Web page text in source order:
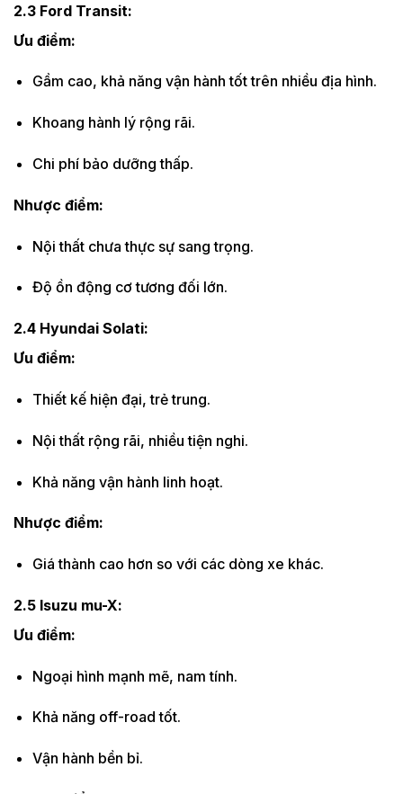
2.3 Ford Transit:
Ưu điểm:
Gầm cao, khả năng vận hành tốt trên nhiều địa hình.
Khoang hành lý rộng rãi.
Chi phí bảo dưỡng thấp.
Nhược điểm:
Nội thất chưa thực sự sang trọng.
Độ ồn động cơ tương đối lớn.
2.4 Hyundai Solati:
Ưu điểm:
Thiết kế hiện đại, trẻ trung.
Nội thất rộng rãi, nhiều tiện nghi.
Khả năng vận hành linh hoạt.
Nhược điểm:
Giá thành cao hơn so với các dòng xe khác.
2.5 Isuzu mu-X:
Ưu điểm:
Ngoại hình mạnh mẽ, nam tính.
Khả năng off-road tốt.
Vận hành bền bỉ.